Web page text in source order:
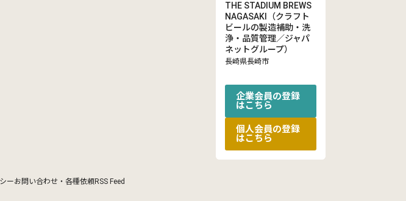
THE STADIUM BREWS
NAGASAKI（クラフト
ビールの製造補助・洗
浄・品質管理／ジャパ
ネットグループ）
長崎県長崎市
企業会員の登録
はこちら
個人会員の登録
はこちら
ーお問い合わせ・各種依頼RSS Feed